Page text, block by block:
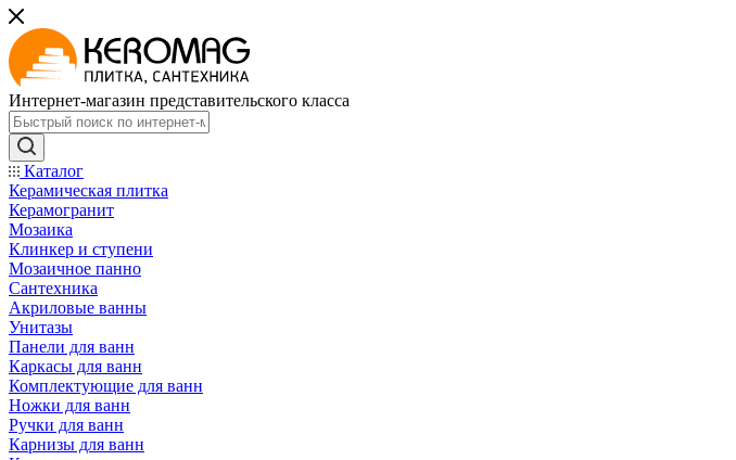
Интернет-магазин представительского класса
Каталог
Керамическая плитка
Керамогранит
Мозаика
Клинкер и ступени
Мозаичное панно
Сантехника
Акриловые ванны
Унитазы
Панели для ванн
Каркасы для ванн
Комплектующие для ванн
Ножки для ванн
Ручки для ванн
Карнизы для ванн